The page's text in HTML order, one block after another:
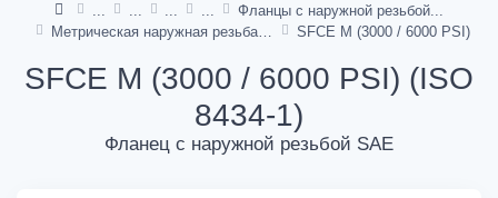
Фланцы с наружной резьбой
SFCE M (3000 / 6000 PSI)
SFCE M (3000 / 6000 PSI) (ISO
8434-1)
Фланец с наружной резьбой SAE